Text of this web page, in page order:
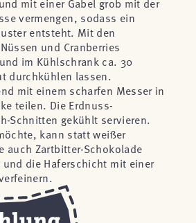
vermengen, sodass ein
entsteht. Mit den
und Cranberries
im Kühlschrank ca. 30
durchkühlen lassen.
mit einem scharfen Messer in
teilen. Die Erdnuss-
Schnitten gekühlt servieren.
kann statt weißer
auch Zartbitter-Schokolade
und die Haferschicht mit einer